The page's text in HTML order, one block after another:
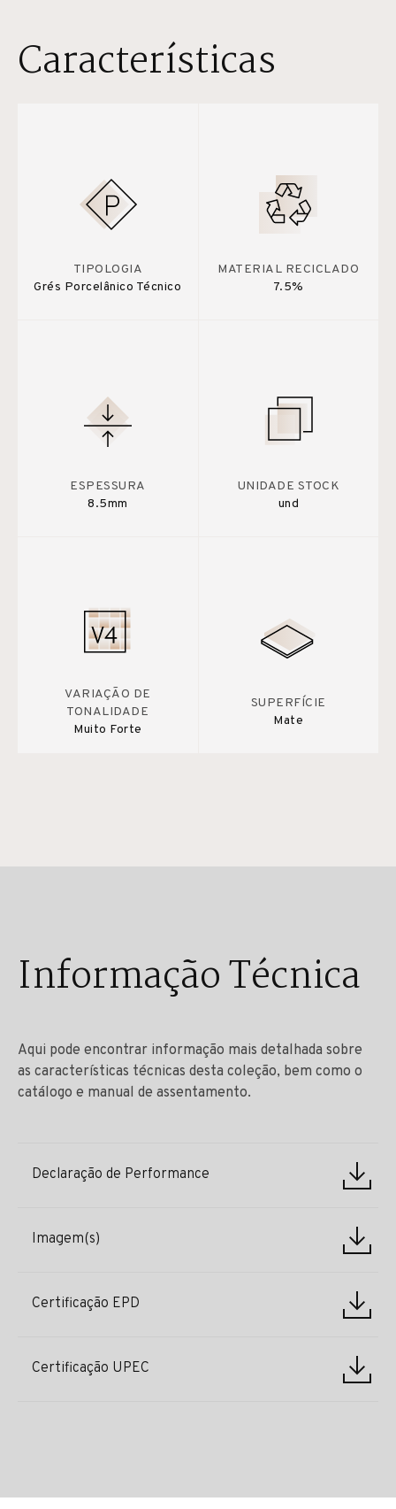
Características
TIPOLOGIA
Grés Porcelânico Técnico
MATERIAL RECICLADO
7.5%
ESPESSURA
8.5mm
UNIDADE STOCK
und
VARIAÇÃO DE
TONALIDADE
Muito Forte
SUPERFÍCIE
Mate
Informação Técnica
Aqui pode encontrar informação mais detalhada sobre
as características técnicas desta coleção, bem como o
catálogo e manual de assentamento.
Declaração de Performance
Imagem(s)
Certificação EPD
Certificação UPEC